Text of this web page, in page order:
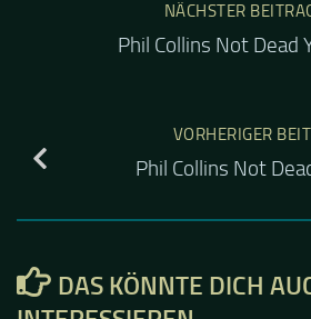
NÄCHSTER
Phil Collins Not Dead
VORHERIGER
Phil Collins Not
DAS KÖNNTE DICH